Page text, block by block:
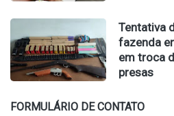
Tentativa
fazenda
em troca
presas
FORMULÁRIO DE CONTATO